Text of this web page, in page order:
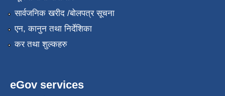
सार्वजनिक खरीद /बोलपत्र सूचना
एन, कानुन तथा निर्देशिका
कर तथा शुल्कहरु
eGov services